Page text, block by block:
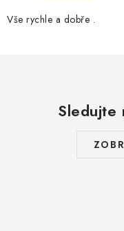
Vše rychle a dobře .
Sledujte